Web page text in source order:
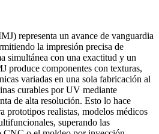
representa un avance de vanguardia
la impresión precisa de
simultánea con una exactitud y un
produce componentes con texturas,
variadas en una sola fabricación al
curables por UV mediante
de alta resolución. Esto lo hace
prototipos realistas, modelos médicos
superando las